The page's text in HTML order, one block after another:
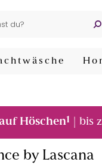
Höschen1 | bis
by Lascana